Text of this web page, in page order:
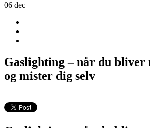
06 dec
Gaslighting – når du bliver
og mister dig selv